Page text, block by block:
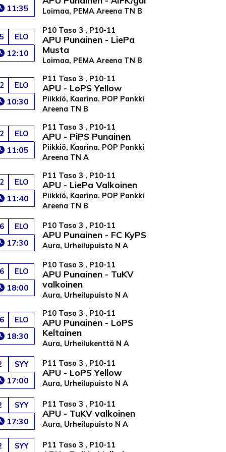
11:35 Loimaa, PEMA Areena TN B
ELO
12:10
P10 Taso 3 , P10-11
APU Punainen - LiePa
Musta
Loimaa, PEMA Areena TN B
ELO
10:30
P11 Taso 3 , P10-11
APU - LoPS Yellow
Piikkiö, Kaarina. POP Pankki
Areena TN B
ELO
11:05
P11 Taso 3 , P10-11
APU - PiPS Punainen
Piikkiö, Kaarina. POP Pankki
Areena TN A
ELO
11:40
P11 Taso 3 , P10-11
APU - LiePa Valkoinen
Piikkiö, Kaarina. POP Pankki
Areena TN B
ELO
17:30
P10 Taso 3 , P10-11
APU Punainen - FC KyPS
Aura, Urheilupuisto N A
ELO
18:00
P10 Taso 3 , P10-11
APU Punainen - TuKV
valkoinen
Aura, Urheilupuisto N A
ELO
18:30
P10 Taso 3 , P10-11
APU Punainen - LoPS
Keltainen
Aura, Urheilukenttä N A
SYY
17:00
P11 Taso 3 , P10-11
APU - LoPS Yellow
Aura, Urheilupuisto N A
SYY
17:30
P11 Taso 3 , P10-11
APU - TuKV valkoinen
Aura, Urheilupuisto N A
SYY P11 Taso 3 , P10-11